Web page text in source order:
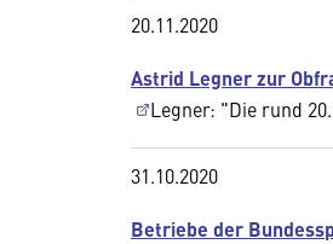
20.11.2020
Astrid Legner zur
Legner: "Die rund
31.10.2020
Betriebe der